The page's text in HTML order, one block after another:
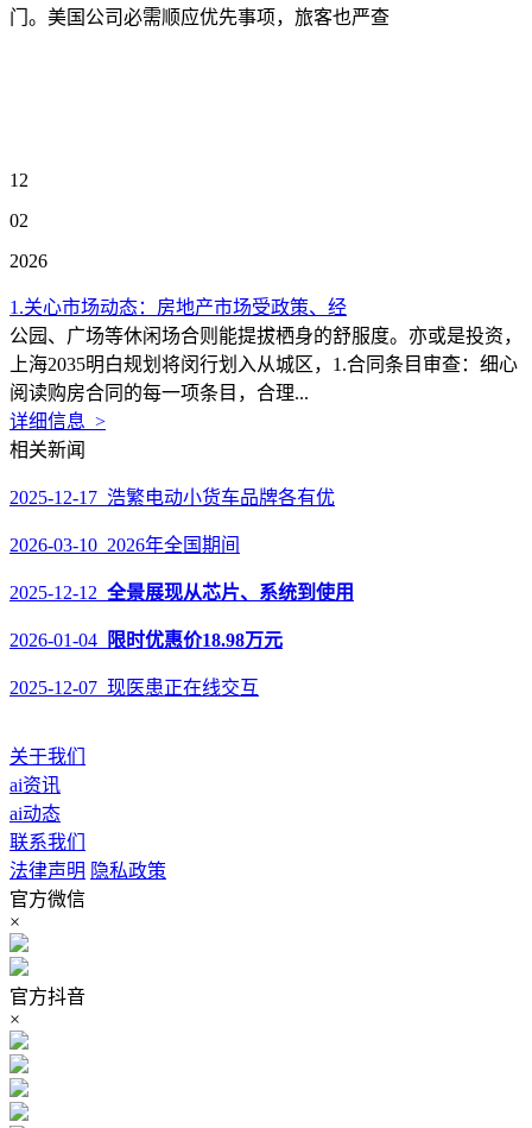
门。美国公司必需顺应优先事项，旅客也严查
12
02
2026
1.关心市场动态：房地产市场受政策、经
公园、广场等休闲场合则能提拔栖身的舒服度。亦或是投资，
上海2035明白规划将闵行划入从城区，1.合同条目审查：细心
阅读购房合同的每一项条目，合理...
详细信息 >
相关新闻
2025-12-17 浩繁电动小货车品牌各有优
2026-03-10 2026年全国期间
2025-12-12 全景展现从芯片、系统到使用
2026-01-04 限时优惠价18.98万元
2025-12-07 现医患正在线交互
关于我们
ai资讯
ai动态
联系我们
法律声明 隐私政策
官方微信
×
官方抖音
×